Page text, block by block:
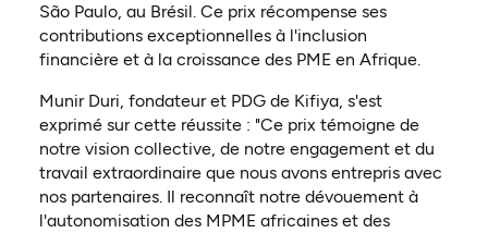
São Paulo, au Brésil. Ce prix récompense ses
contributions exceptionnelles à l'inclusion
financière et à la croissance des PME en Afrique.
Munir Duri, fondateur et PDG de Kifiya, s'est
exprimé sur cette réussite : "Ce prix témoigne de
notre vision collective, de notre engagement et du
travail extraordinaire que nous avons entrepris avec
nos partenaires. Il reconnaît notre dévouement à
l'autonomisation des MPME africaines et des